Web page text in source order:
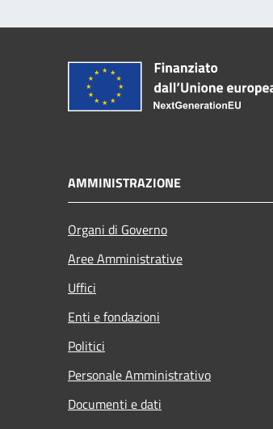
AMMINISTRAZIONE
Organi di Governo
Aree Amministrative
Uffici
Enti e fondazioni
Politici
Personale Amministrativo
Documenti e dati